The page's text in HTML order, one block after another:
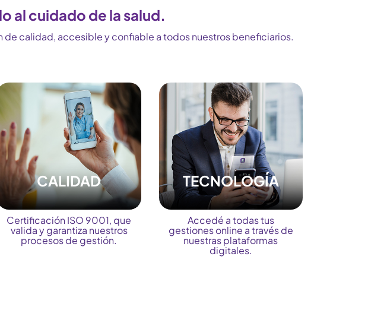
al cuidado de la salud.
calidad, accesible y confiable a todos nuestros beneficiarios.
CALIDAD
Certificación ISO 9001, que
valida y garantiza nuestros
procesos de gestión.
TECNOLOGÍA
Accedé a todas tus
gestiones online a través de
nuestras plataformas
digitales.